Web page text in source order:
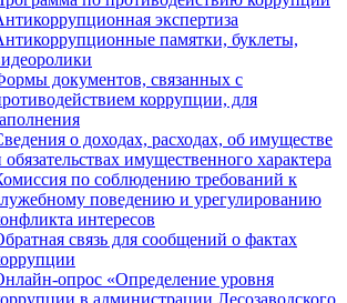
экспертиза
памятки, буклеты,
документов, связанных с
коррупции, для
о доходах, расходах, об имуществе
обязательствах имущественного характера
по соблюдению требований к
поведению и урегулированию
интересов
связь для сообщений о фактах
опрос «Определение уровня